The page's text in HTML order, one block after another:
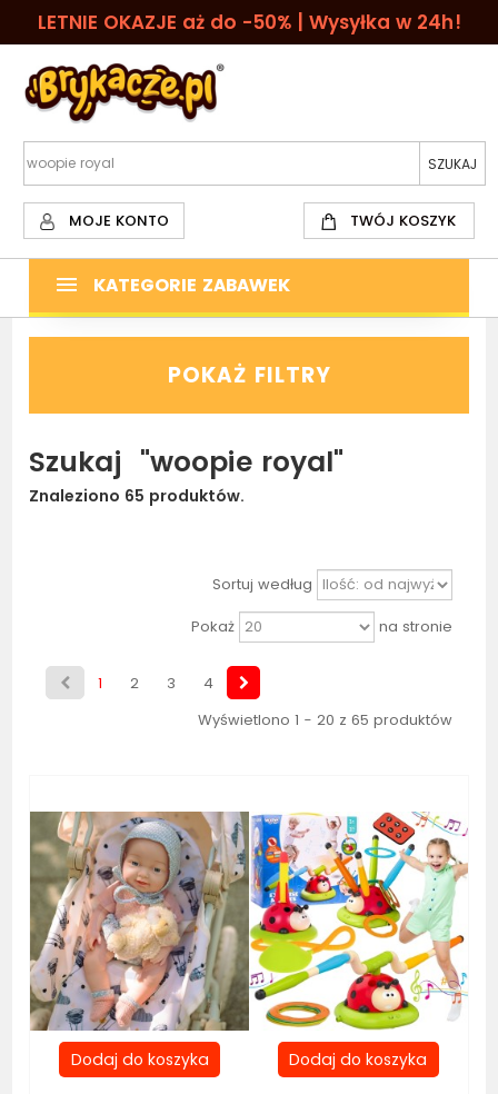
LETNIE OKAZJE aż do -50% | Wysyłka w 24h!
MOJE KONTO TWÓJ KOSZYK
KATEGORIE ZABAWEK
POKAŻ FILTRY
Szukaj "woopie royal"
Znaleziono 65 produktów.
Sortuj według
Pokaż
na stronie
1 2 3
4
Wyświetlono 1 - 20 z 65 produktów